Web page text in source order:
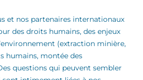
et nos partenaires internationaux
des droits humains, des enjeux
(extraction minière,
humains, montée des
questions qui peuvent sembler